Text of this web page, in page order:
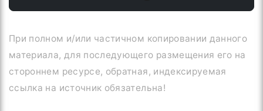
При полном и/или частичном копировании данного
материала, для последующего размещения его на
стороннем ресурсе, обратная, индексируемая
ссылка на источник обязательна!